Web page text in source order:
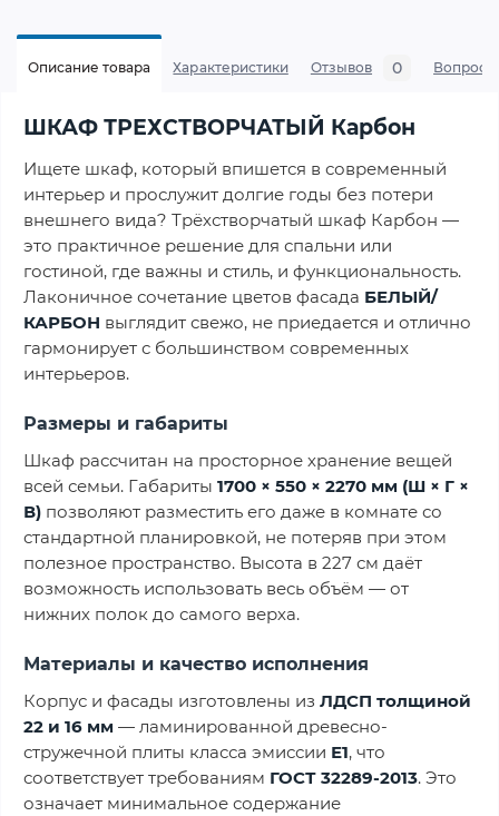
Описание товара Характеристики Отзывов 0 Вопросы
ШКАФ ТРЕХСТВОРЧАТЫЙ Карбон
Ищете шкаф, который впишется в современный
интерьер и прослужит долгие годы без потери
внешнего вида? Трёхстворчатый шкаф Карбон —
это практичное решение для спальни или
гостиной, где важны и стиль, и функциональность.
Лаконичное сочетание цветов фасада БЕЛЫЙ/
КАРБОН выглядит свежо, не приедается и отлично
гармонирует с большинством современных
интерьеров.
Размеры и габариты
Шкаф рассчитан на просторное хранение вещей
всей семьи. Габариты 1700 × 550 × 2270 мм (Ш × Г ×
В) позволяют разместить его даже в комнате со
стандартной планировкой, не потеряв при этом
полезное пространство. Высота в 227 см даёт
возможность использовать весь объём — от
нижних полок до самого верха.
Материалы и качество исполнения
Корпус и фасады изготовлены из ЛДСП толщиной
22 и 16 мм — ламинированной древесно-
стружечной плиты класса эмиссии Е1, что
соответствует требованиям ГОСТ 32289-2013. Это
означает минимальное содержание